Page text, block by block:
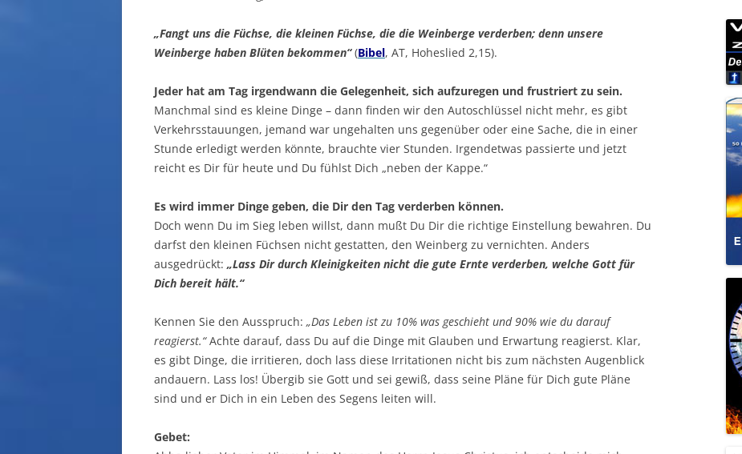
„Fangt uns die Füchse, die kleinen Füchse, die die Weinberge verderben; denn unsere
Weinberge haben Blüten bekommen“(Bibel, AT, Hoheslied 2,15).
Jeder hat am Tag irgendwann die Gelegenheit, sich aufzuregen und frustriert zu sein.
Manchmal sind es kleine Dinge – dann finden wir den Autoschlüssel nicht mehr, es gibt
Verkehrsstauungen, jemand war ungehalten uns gegenüber oder eine Sache, die in einer
Stunde erledigt werden könnte, brauchte vier Stunden. Irgendetwas passierte und jetzt
reicht es Dir für heute und Du fühlst Dich „neben der Kappe.“
Es wird immer Dinge geben, die Dir den Tag verderben können.
Doch wenn Du im Sieg leben willst, dann mußt Du Dir die richtige Einstellung bewahren. Du
darfst den kleinen Füchsen nicht gestatten, den Weinberg zu vernichten. Anders
ausgedrückt: „Lass Dir durch Kleinigkeiten nicht die gute Ernte verderben, welche Gott für
Dich bereit hält.“
Kennen Sie den Ausspruch: „Das Leben ist zu 10% was geschieht und 90% wie du darauf
reagierst.“Achte darauf, dass Du auf die Dinge mit Glauben und Erwartung reagierst. Klar,
es gibt Dinge, die irritieren, doch lass diese Irritationen nicht bis zum nächsten Augenblick
andauern. Lass los! Übergib sie Gott und sei gewiß, dass seine Pläne für Dich gute Pläne
sind und er Dich in ein Leben des Segens leiten will.
Gebet: